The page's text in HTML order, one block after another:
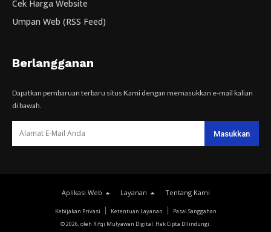
Cek Harga Website
Umpan Web (RSS Feed)
Berlangganan
Dapatkan pembaruan terbaru situs Kami dengan memasukkan e-mail kalian
di bawah.
Aplikasi Web Layanan Tentang Kami
Kebijakan Privasi Ketentuan Layanan
Pasal Sanggahan
© 2026, oleh Rifqi Mulyawan Digital. Hak Cipta Dilindungi.